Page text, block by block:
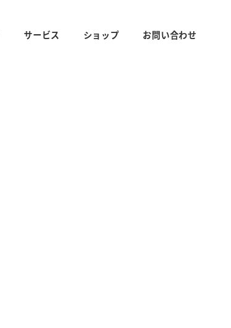
サービス ショップ お問い合わせ